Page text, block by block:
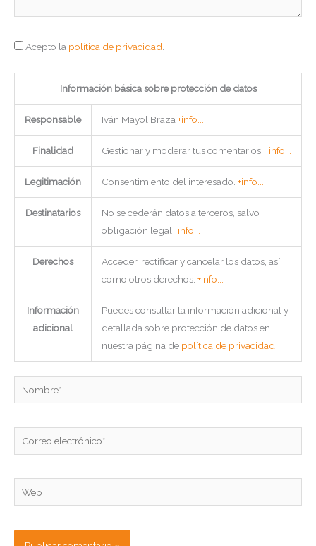
Acepto la política de privacidad
Información básica sobre protección de datos
Responsable Iván Mayol Braza +info...
Finalidad Gestionar y moderar tus comentarios. +info...
Legitimación Consentimiento del interesado. +info...
Destinatarios
No se cederán datos a terceros, salvo
obligación legal +info...
Derechos
Acceder, rectificar y cancelar los datos, así
como otros derechos. +info...
Información
adicional
Puedes consultar la información adicional y
detallada sobre protección de datos en
nuestra página de política de privacidad
Nombre*
electrónico*